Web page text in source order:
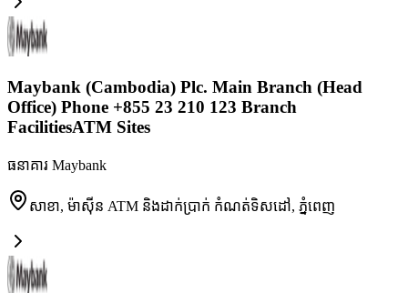
Maybank (Cambodia) Plc. Main Branch (Head
Office) Phone +855 23 210 123 Branch
FacilitiesATM Sites
ធនាគារ Maybank
សាខា, ម៉ាស៊ីន ATM និងដាក់ប្រាក់ កំណត់ទិសដៅ, ភ្នំពេញ